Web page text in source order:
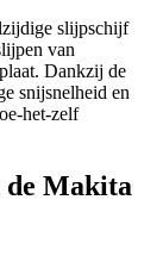
slijpschijf
van
Dankzij de
snijsnelheid en
het-zelf
de Makita